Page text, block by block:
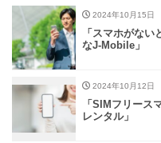
2024年10月15日
「スマホがな
なJ-Mobile」
2024年10月12日
「SIMフリース
レンタル」